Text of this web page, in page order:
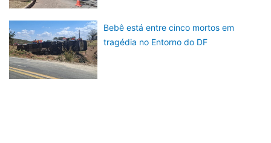
Bebê está entre cinco mortos em
tragédia no Entorno do DF